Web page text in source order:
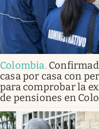
Colombia.
casa por casa con
para comprobar la
de pensiones en